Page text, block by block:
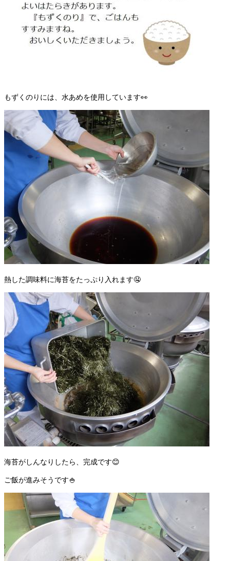
もずくのりには、水あめを使用しています👀
熱した調味料に海苔をたっぷり入れます🤤
海苔がしんなりしたら、完成です😊
ご飯が進みそうです🍚